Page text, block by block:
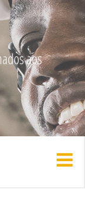
aos